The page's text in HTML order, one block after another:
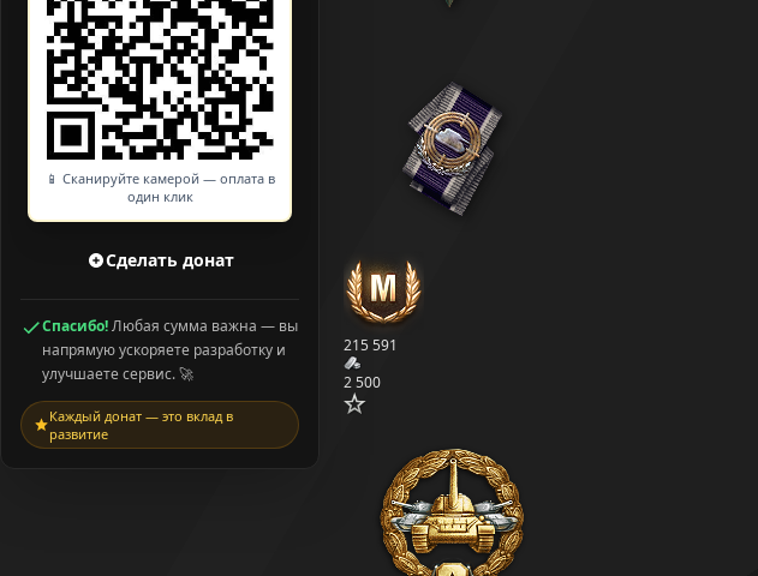
📱 Сканируйте камерой — оплата в
один клик
Сделать донат
Спасибо!Любая сумма важна — вы
напрямую ускоряете разработку и
улучшаете сервис. 🚀
Каждый донат — это вклад в
развитие
215 591
2 500